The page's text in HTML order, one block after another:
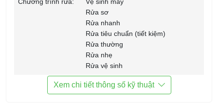
Rửa sơ
Rửa nhanh
Rửa tiêu chuẩn (tiết kiệm)
Rửa thường
Rửa nhẹ
Rửa vệ sinh
Công nghệ rửa: Rửa bằng nước nóng
Xem chi tiết thông số kỹ thuật